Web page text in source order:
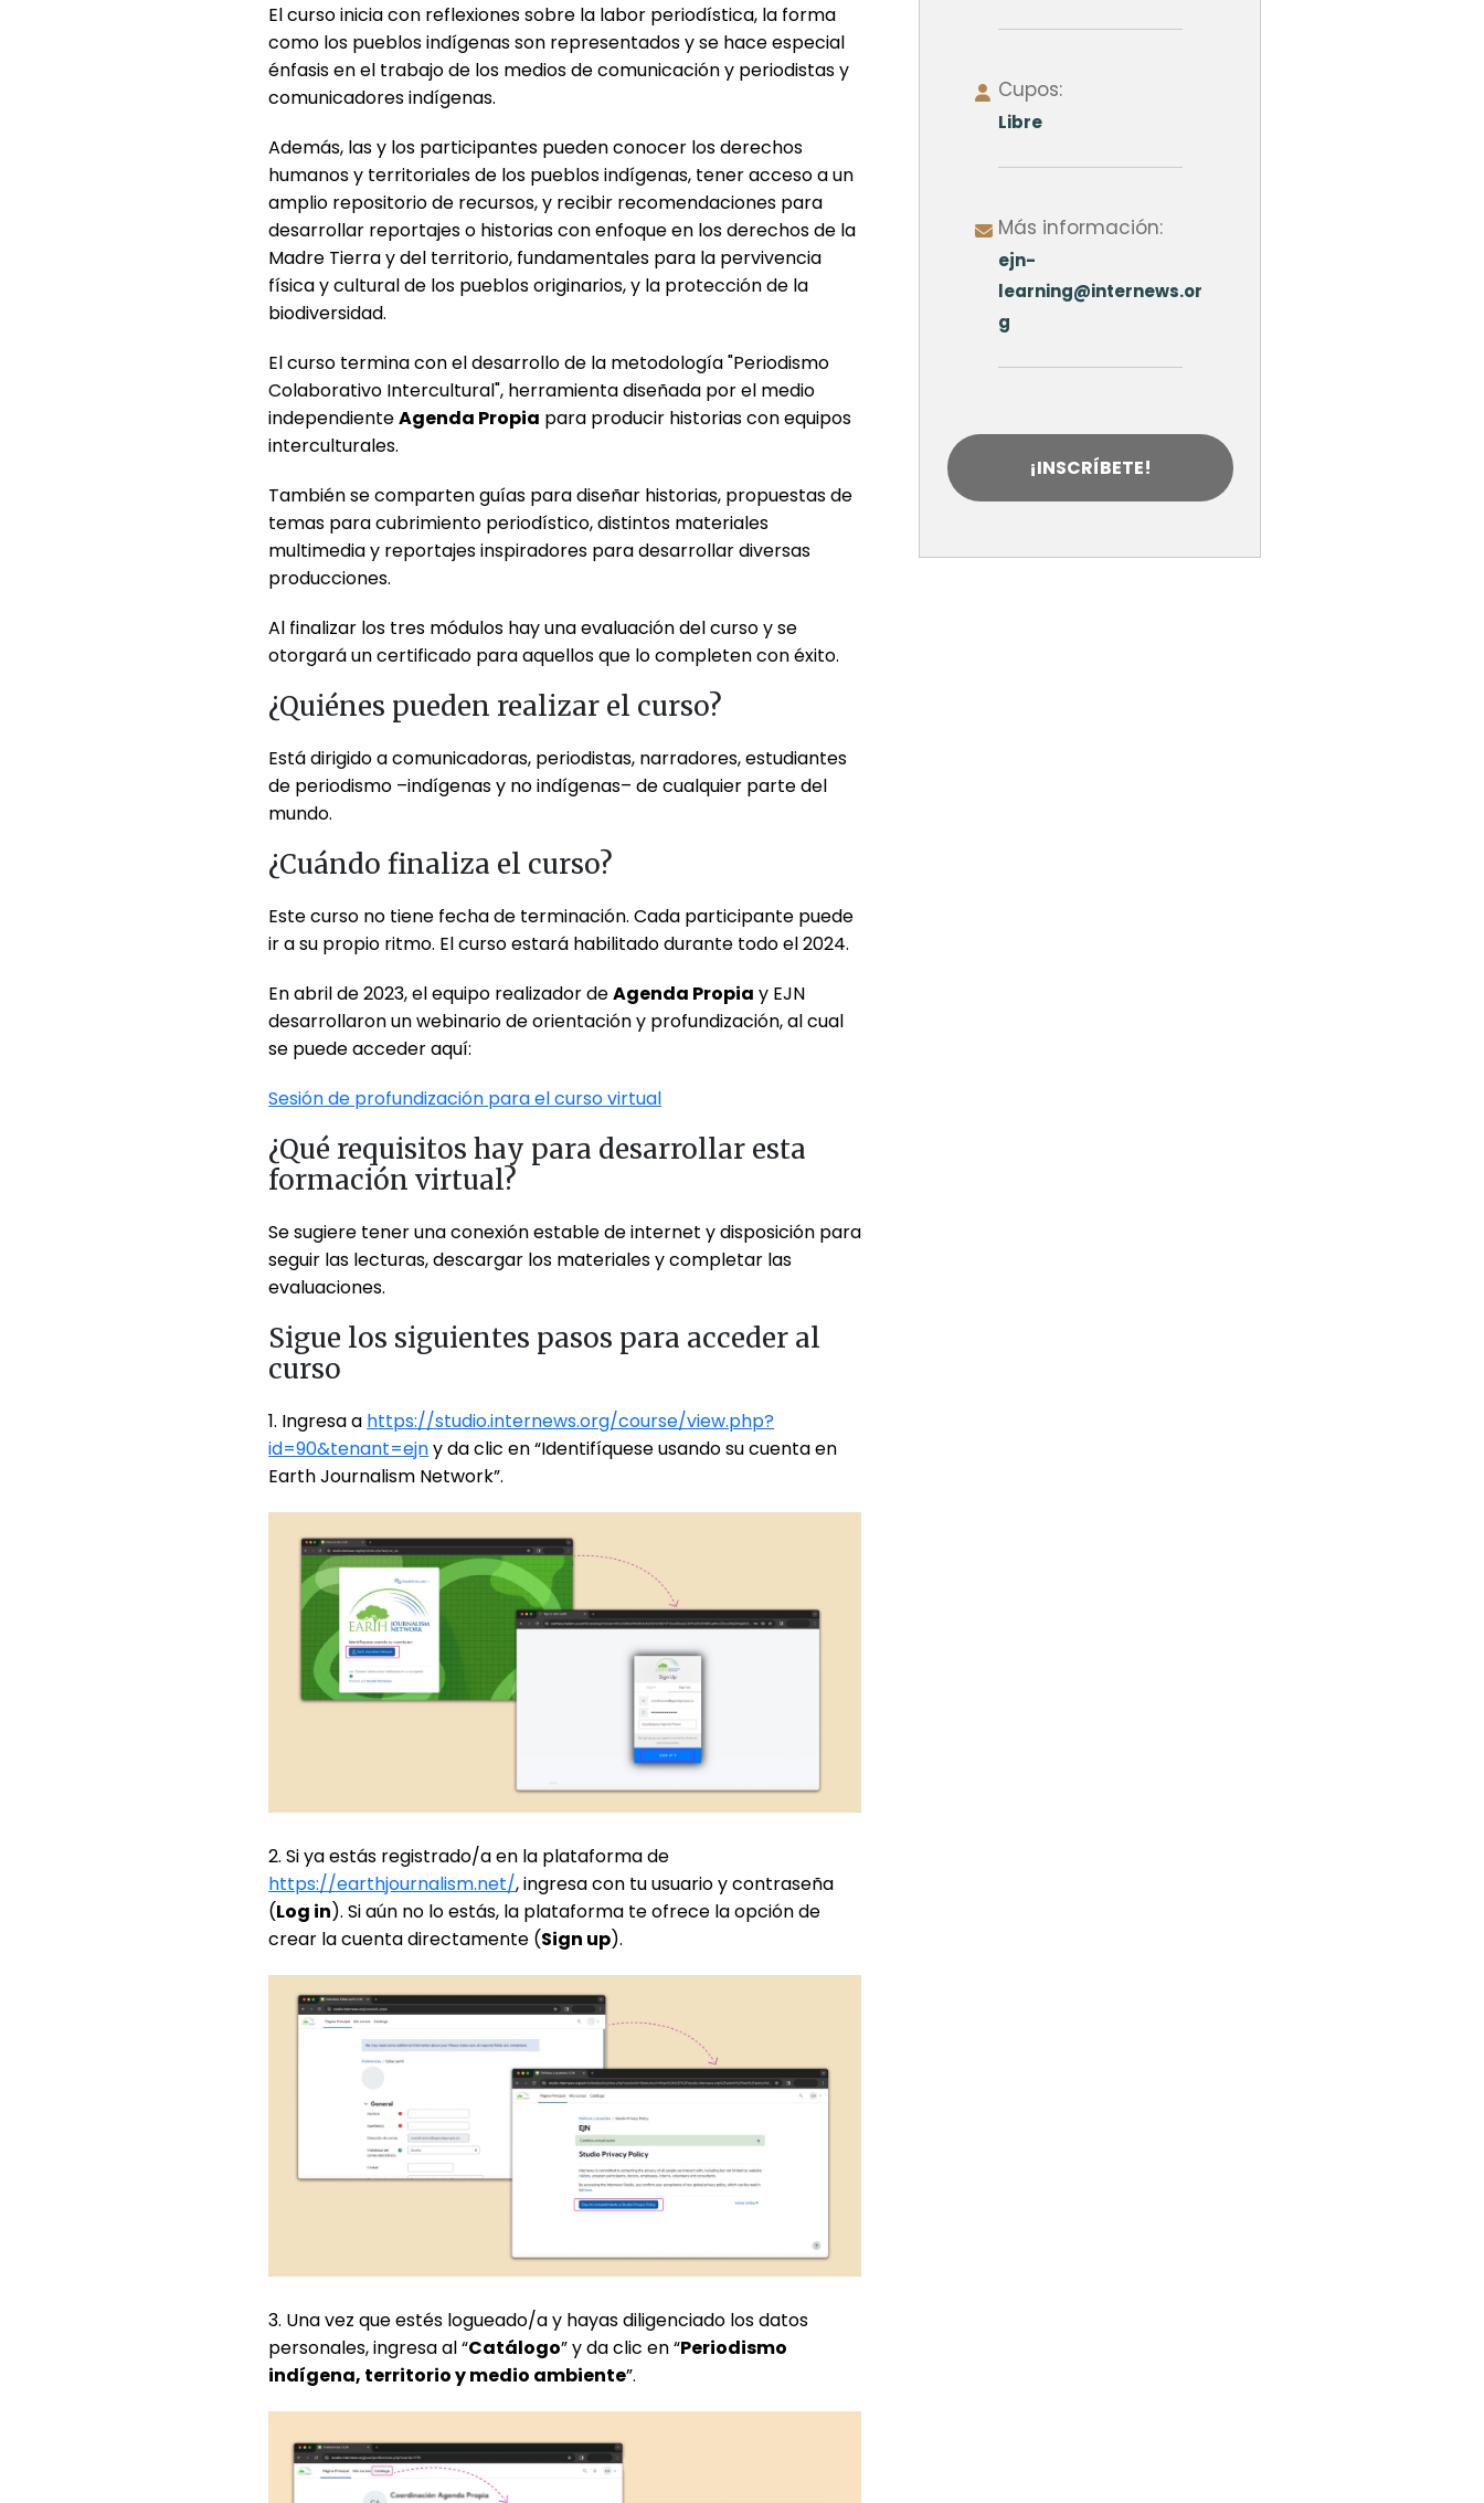
El curso inicia con reflexiones sobre la labor periodística, la forma
como los pueblos indígenas son representados y se hace especial
énfasis en el trabajo de los medios de comunicación y periodistas y
comunicadores indígenas.
Además, las y los participantes pueden conocer los derechos
humanos y territoriales de los pueblos indígenas, tener acceso a un
amplio repositorio de recursos, y recibir recomendaciones para
desarrollar reportajes o historias con enfoque en los derechos de la
Madre Tierra y del territorio, fundamentales para la pervivencia
física y cultural de los pueblos originarios, y la protección de la
biodiversidad.
El curso termina con el desarrollo de la metodología "Periodismo
Colaborativo Intercultural", herramienta diseñada por el medio
independienteAgenda Propia para producir historias con equipos
interculturales.
También se comparten guías para diseñar historias, propuestas de
temas para cubrimiento periodístico, distintos materiales
multimedia y reportajes inspiradores para desarrollar diversas
producciones.
Al finalizar los tres módulos hay una evaluación del curso y se
otorgará un certificado para aquellos que lo completen con éxito.
¿Quiénes pueden realizar el curso?
Está dirigido a comunicadoras, periodistas, narradores, estudiantes
de periodismo –indígenas y no indígenas– de cualquier parte del
mundo.
¿Cuándo finaliza el curso?
Este curso no tiene fecha de terminación. Cada participante puede
ir a su propio ritmo. El curso estará habilitado durante todo el 2024.
En abril de 2023, el equipo realizador deAgenda Propia y EJN
desarrollaron un webinario de orientación y profundización, al cual
se puede acceder aquí:
Sesión de profundización para el curso virtual
¿Qué requisitos hay para desarrollar esta
formación virtual?
Se sugiere tener una conexión estable de internet y disposición para
seguir las lecturas, descargar los materiales y completar las
evaluaciones.
Sigue los siguientes pasos para acceder al
curso
1. Ingresa a https://studio.internews.org/course/view.php?
id=90&tenant=ejny da clic en “Identifíquese usando su cuenta en
Earth Journalism Network”.
2. Si ya estás registrado/a en la plataforma de
https://earthjournalism.net/, ingresa con tu usuario y contraseña
(Log in). Si aún no lo estás, la plataforma te ofrece la opción de
crear la cuenta directamente (Sign up).
3. Una vez que estés logueado/a y hayas diligenciado los datos
personales, ingresa al “Catálogo” y da clic en “Periodismo
indígena, territorio y medio ambiente”.
Cupos:
Libre
Más información:
ejn-
learning@internews.or
g
¡INSCRÍBETE!